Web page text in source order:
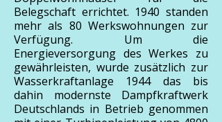
Belegschaft errichtet. 1940 standen
mehr als 80 Werkswohnungen zur
Verfügung. Um die
Energieversorgung des Werkes zu
gewährleisten, wurde zusätzlich zur
Wasserkraftanlage 1944 das bis
dahin modernste Dampfkraftwerk
Deutschlands in Betrieb genommen